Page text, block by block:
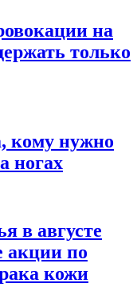
на
только
кому нужно
ногах
в августе
акции по
кожи